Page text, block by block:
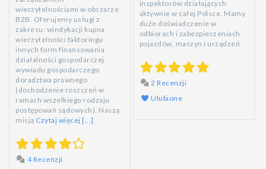
wierzytelnościami w obszarze
B2B. Oferujemy usługi z
zakresu: windykacji kupna
wierzytelności faktoringu
innych form finansowania
działalności gospodarczej
wywiadu gospodarczego
doradztwa prawnego
(dochodzenie roszczeń w
ramach wszelkiego rodzaju
postępowań sądowych). Naszą
misją Czytaj więcej [...]
4 Recenzji
inspektorów działających
aktywnie w całej Polsce. Mamy
duże doświadczenie w
odbiorach i zabezpieczeniach
pojazdów, maszyn i urządzeń.
2 Recenzji
Ulubione